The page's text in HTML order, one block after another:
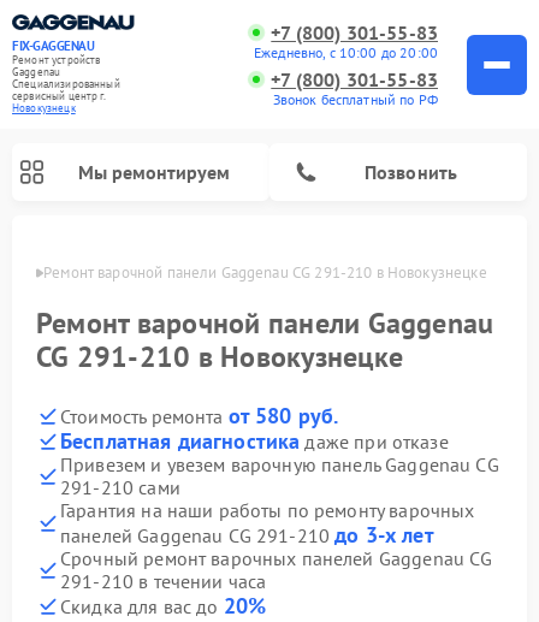
FIX-GAGGENAU
Ремонт устройств
Gaggenau
Специализированный
cервисный центр г.
Новокузнецк
+7 (800) 301-55-83
Ежедневно, с 10:00 до 20:00
+7 (800) 301-55-83
Звонок бесплатный по РФ
Мы ремонтируем Позвонить
Ремонт варочной панели Gaggenau CG 291-210 в Новокузнецке
Ремонт варочной панели Gaggenau
CG 291-210 в Новокузнецке
Стоимость ремонта от 580 руб.
Бесплатная диагностика даже при отказе
Привезем и увезем варочную панель Gaggenau CG
291-210 сами
Гарантия на наши работы по ремонту варочных
панелей Gaggenau CG 291-210до 3-х лет
Срочный ремонт варочных панелей Gaggenau CG
291-210 в течении часа
Скидка для вас до 20%